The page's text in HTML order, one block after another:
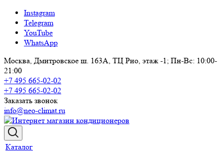
Instagram
Telegram
YouTube
WhatsApp
Москва, Дмитровское ш. 163А, ТЦ Рио, этаж -1; Пн-Вс: 10:00-
21:00
+7 495 665-02-02
+7 495 665-02-02
Заказать звонок
info@neo-climat.ru
Каталог